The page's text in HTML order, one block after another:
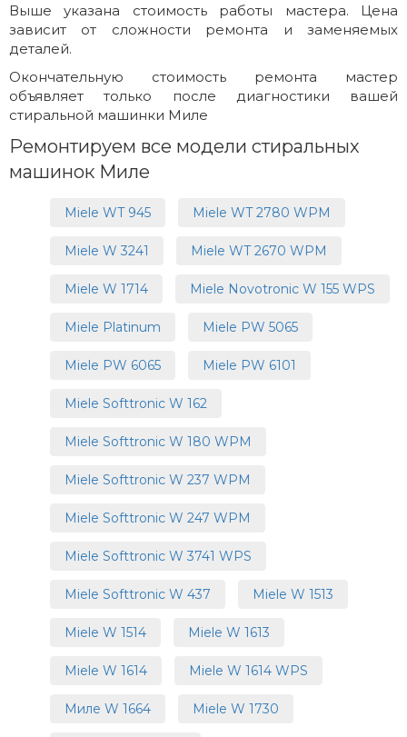
Выше указана стоимость работы мастера. Цена
зависит от сложности ремонта и заменяемых
деталей.
Окончательную стоимость ремонта мастер
объявляет только после диагностики вашей
стиральной машинки Миле
Ремонтируем все модели стиральных
машинок Миле
Miele WT 945 Miele WT 2780 WPM
Miele W 3241 Miele WT 2670 WPM
Miele W 1714 Miele Novotronic W 155 WPS
Miele Platinum Miele PW 5065
Miele PW 6065 Miele PW 6101
Miele Softtronic W 162
Miele Softtronic W 180 WPM
Miele Softtronic W 237 WPM
Miele Softtronic W 247 WPM
Miele Softtronic W 3741 WPS
Miele Softtronic W 437 Miele W 1513
Miele W 1514 Miele W 1613
Miele W 1614 Miele W 1614 WPS
Миле W 1664 Miele W 1730